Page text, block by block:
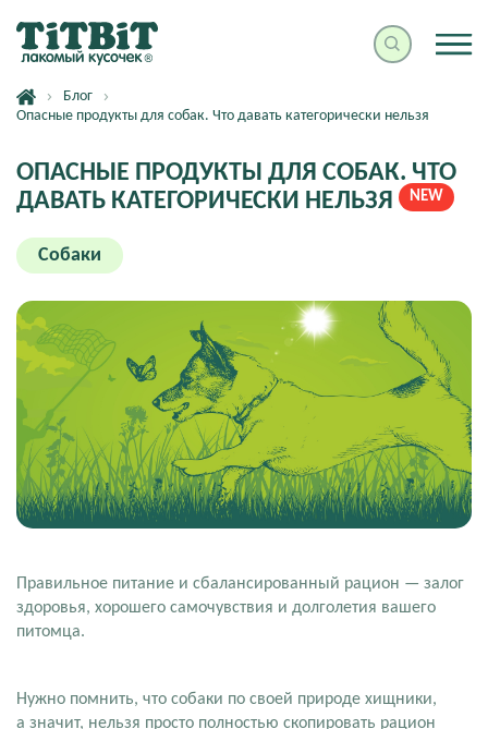
Блог
Опасные продукты для собак. Что давать категорически нельзя
ОПАСНЫЕ ПРОДУКТЫ ДЛЯ СОБАК. ЧТО
ДАВАТЬ КАТЕГОРИЧЕСКИ НЕЛЬЗЯ
NEW
Собаки
Правильное питание и сбалансированный рацион — залог
здоровья, хорошего самочувствия и долголетия вашего
питомца.
Нужно помнить, что собаки по своей природе хищники,
а значит, нельзя просто полностью скопировать рацион